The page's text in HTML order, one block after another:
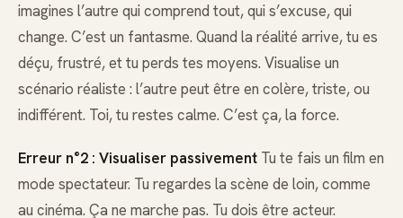
imagines l’autre qui comprend tout, qui s’excuse, qui
change. C’est un fantasme. Quand la réalité arrive, tu es
déçu, frustré, et tu perds tes moyens. Visualise un
scénario réaliste : l’autre peut être en colère, triste, ou
indifférent. Toi, tu restes calme. C’est ça, la force.
Erreur n°2 : Visualiser passivement Tu te fais un film en
mode spectateur. Tu regardes la scène de loin, comme
au cinéma. Ça ne marche pas. Tu dois être acteur.